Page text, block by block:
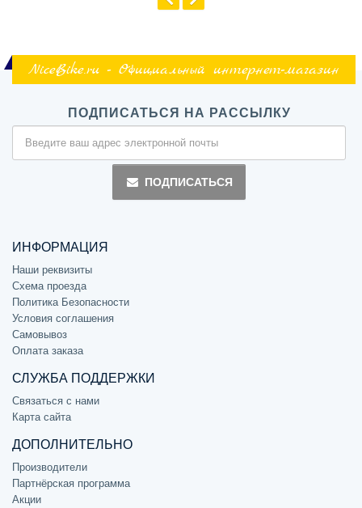
NiceBike.ru - Официальный интернет-магазин
ПОДПИСАТЬСЯ НА РАССЫЛКУ
ПОДПИСАТЬСЯ
ИНФОРМАЦИЯ
Наши реквизиты
Схема проезда
Политика Безопасности
Условия соглашения
Самовывоз
Оплата заказа
СЛУЖБА ПОДДЕРЖКИ
Связаться с нами
Карта сайта
ДОПОЛНИТЕЛЬНО
Производители
Партнёрская программа
Акции